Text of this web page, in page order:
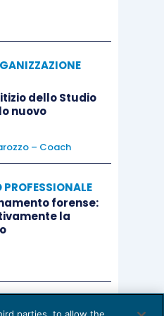
di procedere ad
della manovra,
ipotesi sottostanti alle
la tenuta del
alternativi,
base; e ciò non
presenza
comprendere in modo
dell’attività e
possano
ragionevole il
di verificare la
dello Studio
nuovo
– Coach
forense:
la